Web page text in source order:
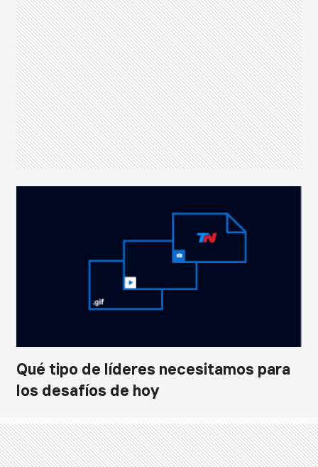
Qué tipo de líderes necesitamos para
los desafíos de hoy